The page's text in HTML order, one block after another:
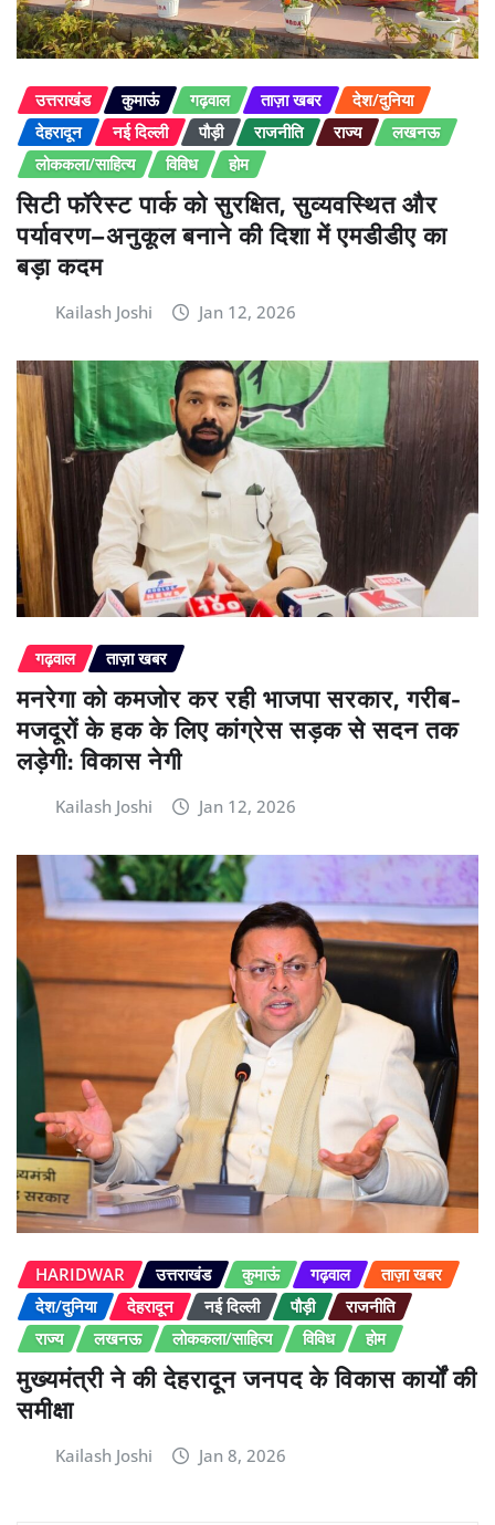
उत्तराखंड कुमाऊं गढ़वाल ताज़ा खबर
देश/दुनिया
देहरादून
नई दिल्ली पौड़ी राजनीति राज्य
लखनऊ
लोककला/साहित्य
विविध होम
सिटी फॉरेस्ट पार्क को सुरक्षित, सुव्यवस्थित और
पर्यावरण–अनुकूल बनाने की दिशा में एमडीडीए का
बड़ा कदम
Kailash Joshi Jan 12, 2026
गढ़वाल ताज़ा खबर
मनरेगा को कमजोर कर रही भाजपा सरकार, गरीब-
मजदूरों के हक के लिए कांग्रेस सड़क से सदन तक
लड़ेगी: विकास नेगी
Kailash Joshi Jan 12, 2026
HARIDWAR उत्तराखंड कुमाऊं गढ़वाल
ताज़ा खबर
देश/दुनिया
देहरादून नई दिल्ली पौड़ी
राजनीति
राज्य
लखनऊ लोककला/साहित्य विविध होम
मुख्यमंत्री ने की देहरादून जनपद के विकास कार्यों की
समीक्षा
Kailash Joshi Jan 8, 2026